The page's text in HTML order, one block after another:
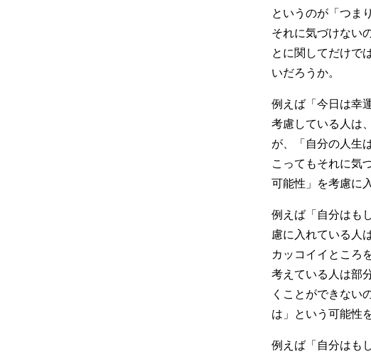
というのが「つま
それに気づけない
とに関してだけで
いだろうか。
例えば「今日は幸
考慮している人は
が、「自分の人生
こってもそれに気
可能性」を考慮に
例えば「自分はも
慮に入れている人
カッコイイところ
考えている人は部
くことができない
は」という可能性
例えば「自分はも